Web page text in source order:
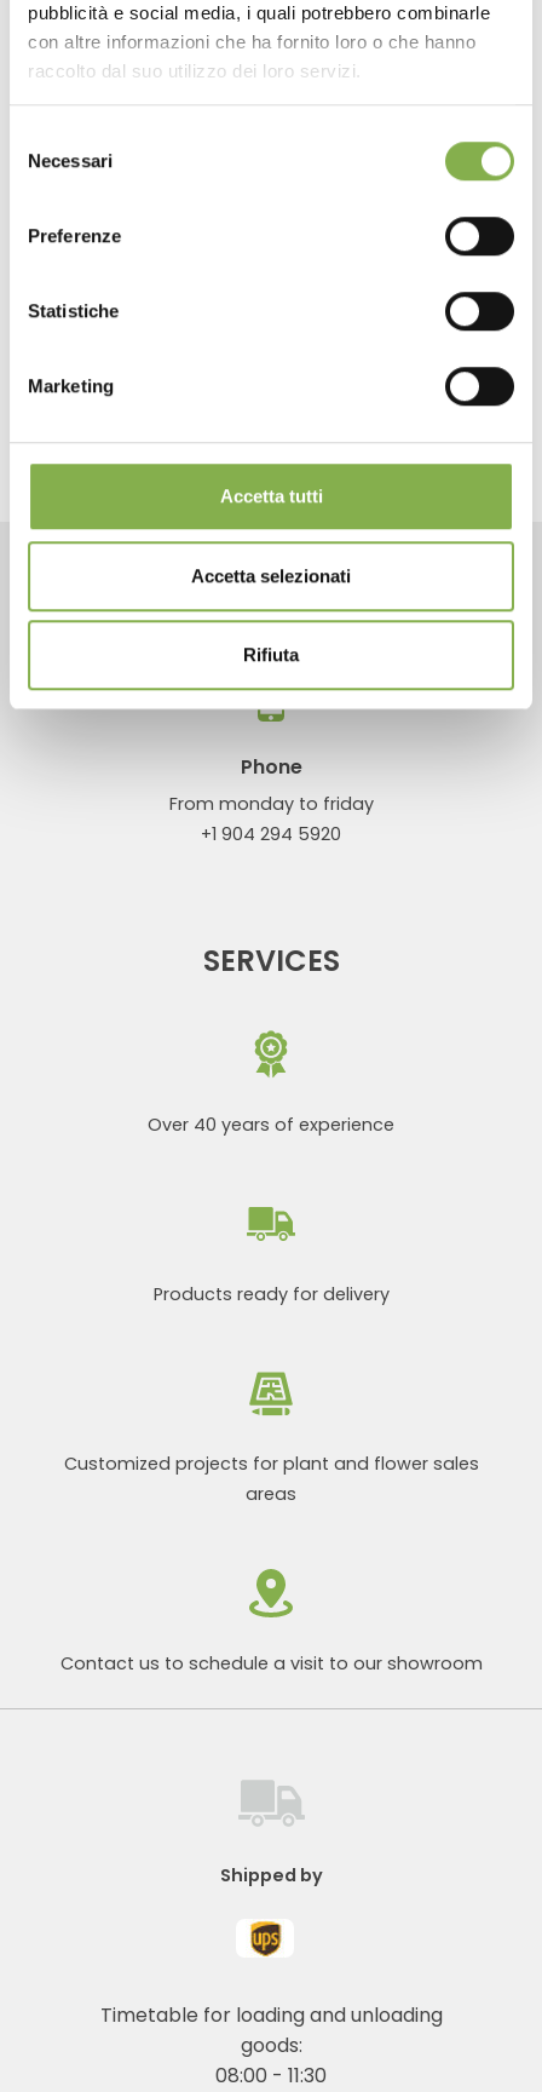
pubblicità e social media, i quali potrebbero combinarle
con altre informazioni che ha fornito loro o che hanno
raccolto dal suo utilizzo dei loro servizi.
delNecessari
Preferenze
Statistiche
Marketing
Accetta tutti
Accetta selezionati
Rifiuta
Wood shelving unit with blisters holder
CONTACTS
Phone
From monday to friday
+1 904 294 5920
SERVICES
Over 40 years of experience
Products ready for delivery
Customized projects for plant and flower sales
areas
Contact us to schedule a visit to our showroom
Shipped by
Timetable for loading and unloading
goods:
08:00 - 11:30